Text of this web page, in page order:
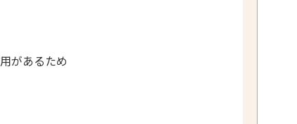
があるため